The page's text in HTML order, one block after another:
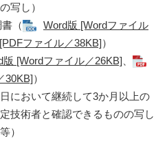
写し）
（
Word版 [Wordファイル
ファイル／38KB]）
版 [Wordファイル／26KB]
30KB]）
おいて継続して3か月以上の
技術者と確認できるものの写し
）